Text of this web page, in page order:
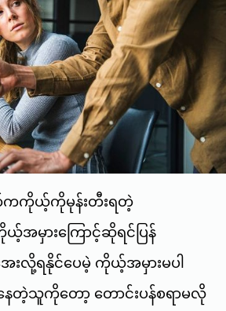
ကိုယ့်ကိုမုန်းတီးရတဲ့
အမှားကြောင့်ဆိုရင်ပြန်
ေးလို့ရနိုင်ပေမဲ့ ကိုယ့်အမှားမပါ
တဲ့သူကိုတော့ တောင်းပန်စရာမလို